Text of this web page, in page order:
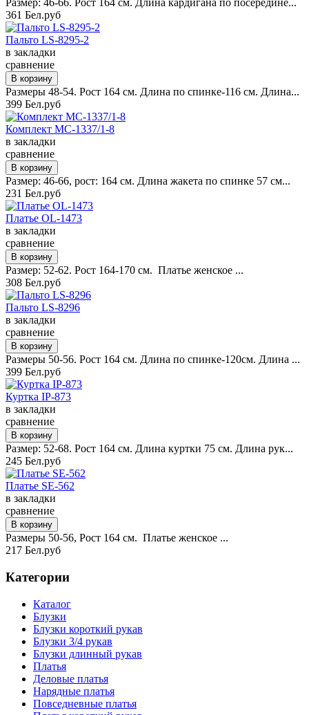
Размер: 46-66. Рост 164 см. Длина кардигана по посередине...
361 Бел.руб
Пальто LS-8295-2
в закладки
сравнение
Размеры 48-54. Рост 164 см. Длина по спинке-116 см. Длина...
399 Бел.руб
Комплект MC-1337/1-8
в закладки
сравнение
Размер: 46-66, рост: 164 см. Длина жакета по спинке 57 см...
231 Бел.руб
Платье OL-1473
в закладки
сравнение
Размер: 52-62. Рост 164-170 см. Платье женское ...
308 Бел.руб
Пальто LS-8296
в закладки
сравнение
Размеры 50-56. Рост 164 см. Длина по спинке-120см. Длина ...
399 Бел.руб
Куртка IP-873
в закладки
сравнение
Размер: 52-68. Рост 164 см. Длина куртки 75 см. Длина рук...
245 Бел.руб
Платье SE-562
в закладки
сравнение
Размеры 50-56, Рост 164 см. Платье женское ...
217 Бел.руб
Категории
Каталог
Блузки
Блузки короткий рукав
Блузки 3/4 рукав
Блузки длинный рукав
Платья
Деловые платья
Нарядные платья
Повседневные платья